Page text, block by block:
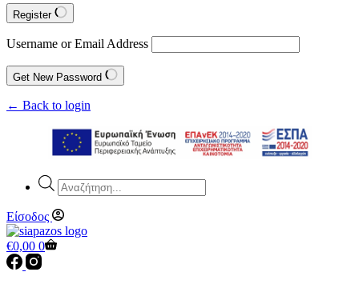
Register
Username or Email Address
Get New Password
← Back to login
Products
search
Είσοδος
Shopping
cart
€0,00 0